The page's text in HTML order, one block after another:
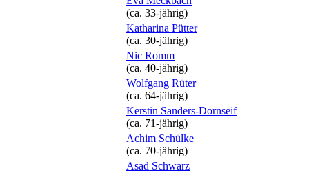
(ca. 33‑jährig)
Katharina Pütter
(ca. 30‑jährig)
Nic Romm
(ca. 40‑jährig)
Wolfgang Rüter
(ca. 64‑jährig)
Kerstin Sanders-Dornseif
(ca. 71‑jährig)
Achim Schülke
(ca. 70‑jährig)
Asad Schwarz